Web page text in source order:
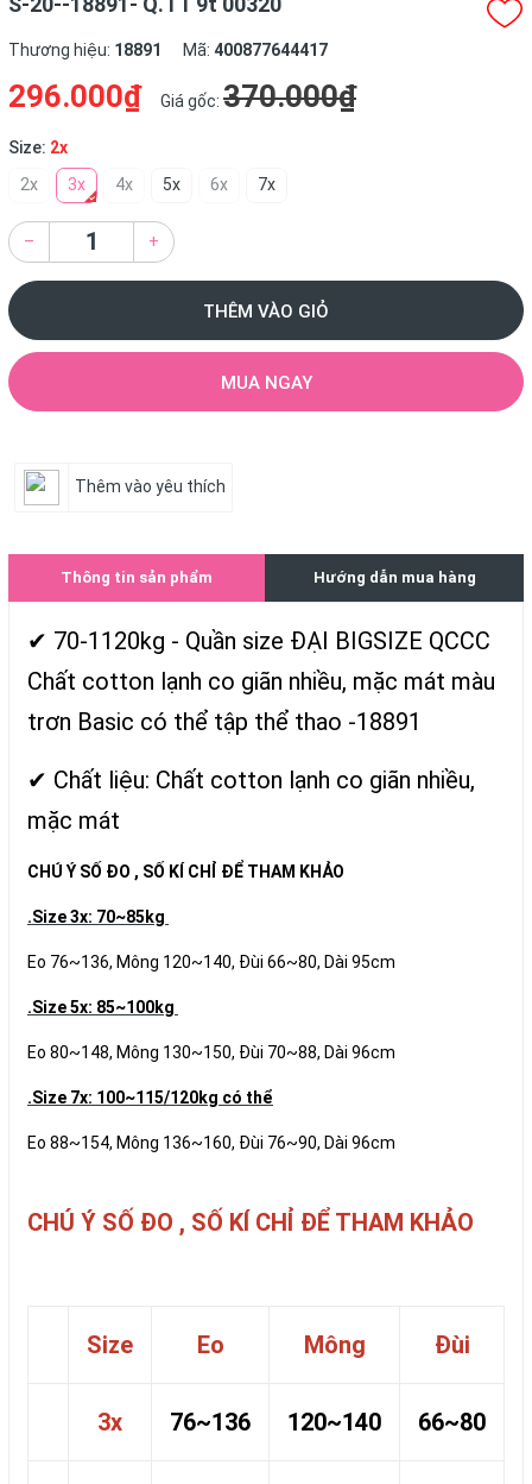
Thương hiệu: 18891 Mã: 400877644417
296.000₫ Giá gốc: 370.000₫
Size: 2x
2x
3x 4x 5x 6x 7x
– +
THÊM VÀO GIỎ
MUA NGAY
Thêm vào yêu thích
Thông tin sản phẩm Hướng dẫn mua hàng
✔ 70-1120kg - Quần size ĐẠI BIGSIZE QCCC
Chất cotton lạnh co giãn nhiều, mặc mát màu
trơn Basic có thể tập thể thao -18891
✔ Chất liệu: Chất cotton lạnh co giãn nhiều,
mặc mát
CHÚ Ý SỐ ĐO , SỐ KÍ CHỈ ĐỂ THAM KHẢO
.Size 3x: 70~85kg
Eo 76~136, Mông 120~140, Đùi 66~80, Dài 95cm
.Size 5x: 85~100kg
Eo 80~148, Mông 130~150, Đùi 70~88, Dài 96cm
.Size 7x: 100~115/120kg có thể
Eo 88~154, Mông 136~160, Đùi 76~90, Dài 96cm
CHÚ Ý SỐ ĐO , SỐ KÍ CHỈ ĐỂ THAM KHẢO
Size Eo Mông Đùi
3x 76~136 120~140 66~80